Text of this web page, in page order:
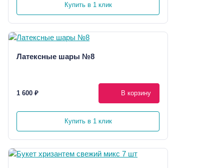
Купить в 1 клик
Латексные шары №8
1 600 ₽ В корзину
Купить в 1 клик